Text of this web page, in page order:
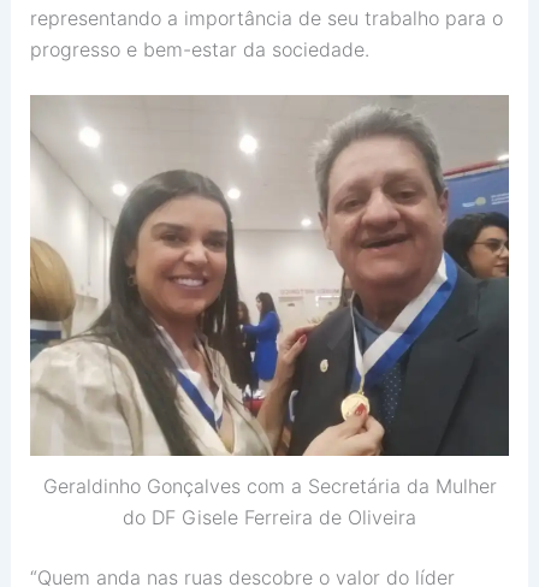
representando a importância de seu trabalho para o
progresso e bem-estar da sociedade.
Geraldinho Gonçalves com a Secretária da Mulher
do DF Gisele Ferreira de Oliveira
“Quem anda nas ruas descobre o valor do líder